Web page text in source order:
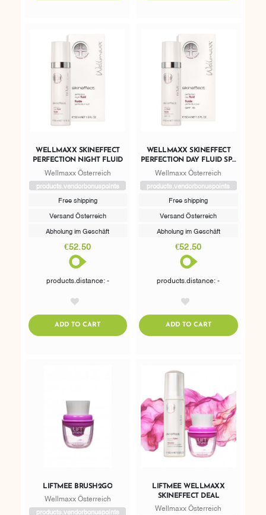
WELLMAXX SKINEFFECT
PERFECTION NIGHT FLUID
Wellmaxx Österreich
products.vendorbonuspoints
Free shipping
Versand Österreich
Abholung im Geschäft
€52.50
products.distance: -
ADD TO CARTADDTOCART
WELLMAXX SKINEFFECT
PERFECTION DAY FLUID SPF
15
Wellmaxx Österreich
products.vendorbonuspoints
Free shipping
Versand Österreich
Abholung im Geschäft
€52.50
products.distance: -
ADD TO CARTADDTOCART
LIFTMEE BRUSH2GO
Wellmaxx Österreich
products.vendorbonuspoints
LIFTMEE WELLMAXX
SKINEFFECT DEAL
Wellmaxx Österreich